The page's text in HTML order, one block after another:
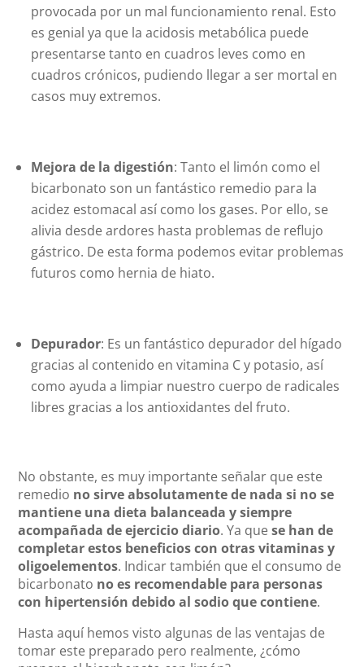
provocada por un mal funcionamiento renal. Esto
es genial ya que la acidosis metabólica puede
presentarse tanto en cuadros leves como en
cuadros crónicos, pudiendo llegar a ser mortal en
casos muy extremos.
Mejora de la digestión: Tanto el limón como el
bicarbonato son un fantástico remedio para la
acidez estomacal así como los gases. Por ello, se
alivia desde ardores hasta problemas de reflujo
gástrico. De esta forma podemos evitar problemas
futuros como hernia de hiato.
Depurador: Es un fantástico depurador del hígado
gracias al contenido en vitamina C y potasio, así
como ayuda a limpiar nuestro cuerpo de radicales
libres gracias a los antioxidantes del fruto.
No obstante, es muy importante señalar que este
remedio no sirve absolutamente de nada si no se
mantiene una dieta balanceada y siempre
acompañada de ejercicio diario. Ya quese han de
completar estos beneficios con otras vitaminas y
oligoelementos. Indicar también que el consumo de
bicarbonato no es recomendable para personas
con hipertensión debido al sodio que contiene.
Hasta aquí hemos visto algunas de las ventajas de
tomar este preparado pero realmente, ¿cómo